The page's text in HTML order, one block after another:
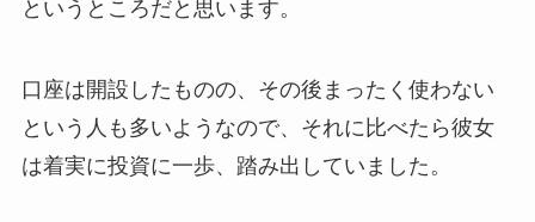
というところだと思います。
口座は開設したものの、その後まったく使わない
という人も多いようなので、それに比べたら彼女
は着実に投資に一歩、踏み出していました。